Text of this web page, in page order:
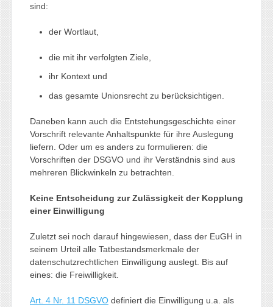
sind:
der Wortlaut,
die mit ihr verfolgten Ziele,
ihr Kontext und
das gesamte Unionsrecht zu berücksichtigen.
Daneben kann auch die Entstehungsgeschichte einer
Vorschrift relevante Anhaltspunkte für ihre Auslegung
liefern. Oder um es anders zu formulieren: die
Vorschriften der DSGVO und ihr Verständnis sind aus
mehreren Blickwinkeln zu betrachten.
Keine Entscheidung zur Zulässigkeit der Kopplung
einer Einwilligung
Zuletzt sei noch darauf hingewiesen, dass der EuGH in
seinem Urteil alle Tatbestandsmerkmale der
datenschutzrechtlichen Einwilligung auslegt. Bis auf
eines: die Freiwilligkeit.
Art. 4 Nr. 11 DSGVOdefiniert die Einwilligung u.a. als